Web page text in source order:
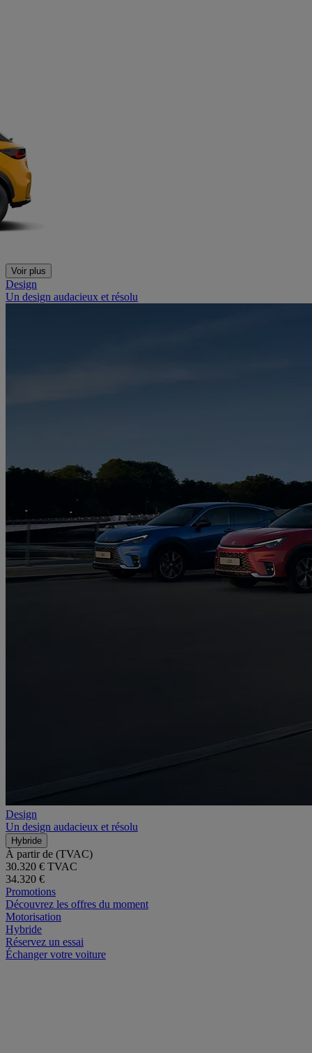
Voir plus
Design
Un design audacieux et résolu
Design
Un design audacieux et résolu
Hybride
À partir de (TVAC)
30.320 € TVAC
34.320 €
Promotions
Découvrez les offres du moment
Motorisation
Hybride
Réservez un essai
Échanger votre voiture